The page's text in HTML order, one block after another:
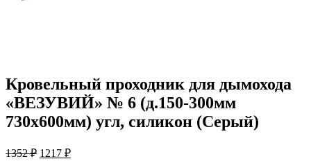
Кровельный проходник для дымохода
«ВЕЗУВИЙ» № 6 (д.150-300мм
730х600мм) угл, силикон (Серый)
1352₽ Первоначальная
1217 ₽Текущая